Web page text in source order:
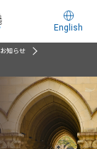
English
知らせ